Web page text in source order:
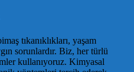
tıkanıklıkları, yaşam
sorunlardır. Biz, her türlü
kullanıyoruz. Kimyasal